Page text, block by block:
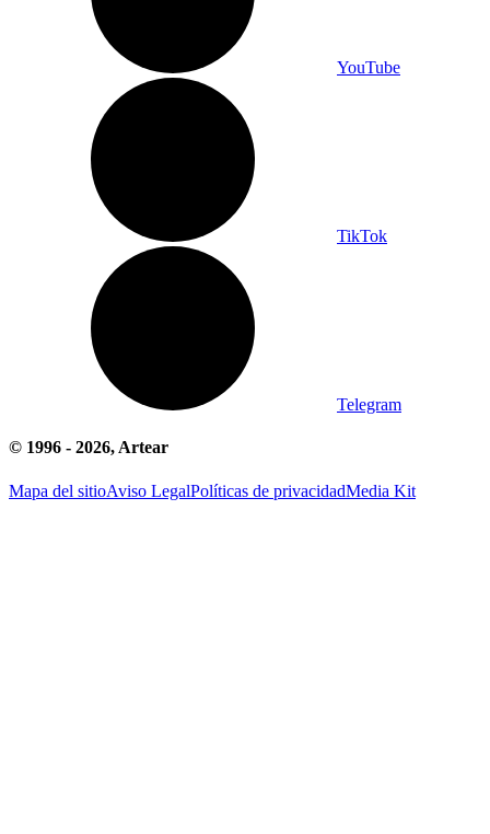
YouTube
TikTok
Telegram
© 1996 - 2026, Artear
Mapa del sitioAviso LegalPolíticas de privacidadMedia Kit